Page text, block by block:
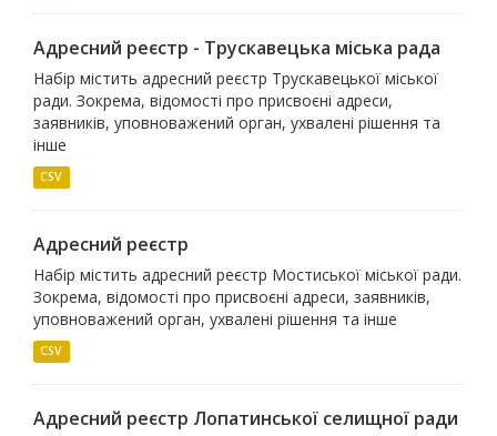
Адресний реєстр - Трускавецька міська рада
Набір містить адресний реєстр Трускавецької міської
ради. Зокрема, відомості про присвоєні адреси,
заявників, уповноважений орган, ухвалені рішення та
інше
CSV
Адресний реєстр
Набір містить адресний реєстр Мостиської міської ради.
Зокрема, відомості про присвоєні адреси, заявників,
уповноважений орган, ухвалені рішення та інше
CSV
Адресний реєстр Лопатинської селищної ради